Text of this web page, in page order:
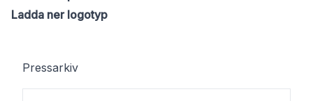
Ladda ner logotyp
Pressarkiv